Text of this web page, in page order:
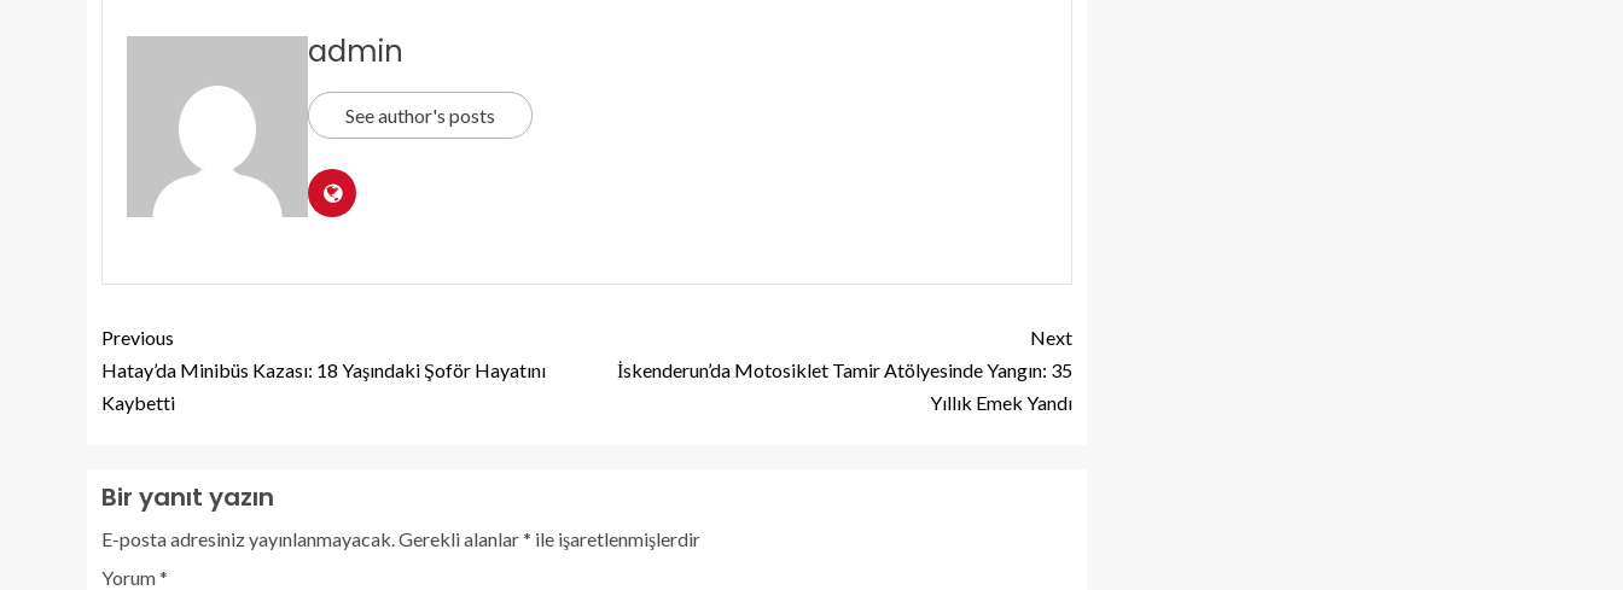
admin
See author's posts
Previous
Hatay’da Minibüs Kazası: 18 Yaşındaki Şoför Hayatını
Kaybetti
Next
İskenderun’da Motosiklet Tamir Atölyesinde Yangın: 35
Yıllık Emek Yandı
Bir yanıt yazın
E-posta adresiniz yayınlanmayacak.Gerekli alanlar* ile işaretlenmişlerdir
Yorum*